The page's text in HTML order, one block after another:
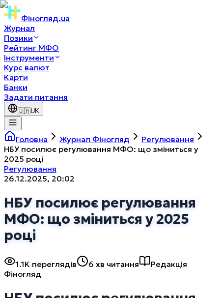
Фіногляд.ua
Журнал
Позики
Рейтинг МФО
Інструменти
Курс валют
Карти
Банки
Задати питання
🇺🇦UK
Головна Журнал Фіногляд
Регулювання
НБУ посилює регулювання МФО: що зміниться у
2025 році
Регулювання
26.12.2025, 20:02
НБУ посилює регулювання
МФО: що зміниться у 2025
році
1.1K переглядів 6 хв читання
Редакція
Фіногляд